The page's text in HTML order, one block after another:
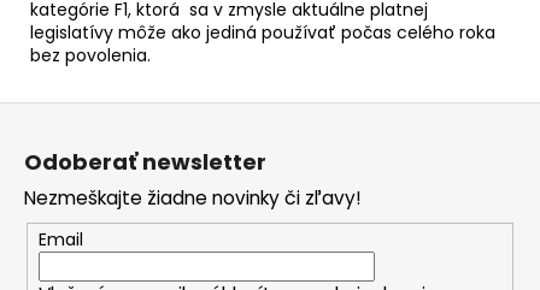
kategórie F1, ktorá sa v zmysle aktuálne platnej
legislatívy môže ako jediná používať počas celého roka
bez povolenia.
Z
Odoberať newsletter
Nezmeškajte žiadne novinky či zľavy!
Email